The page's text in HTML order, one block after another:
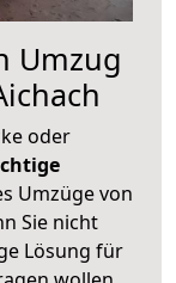
Umzug
oder
Umzüge von
Sie nicht
Lösung für